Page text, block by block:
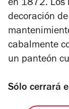
en 1872. Los
decoración
cabalmente
un panteón
Sólo cerrará